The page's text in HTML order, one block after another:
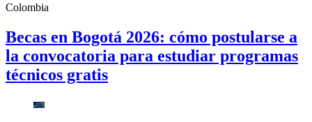
Colombia
Becas en Bogotá 2026: cómo postularse a
la convocatoria para estudiar programas
técnicos gratis